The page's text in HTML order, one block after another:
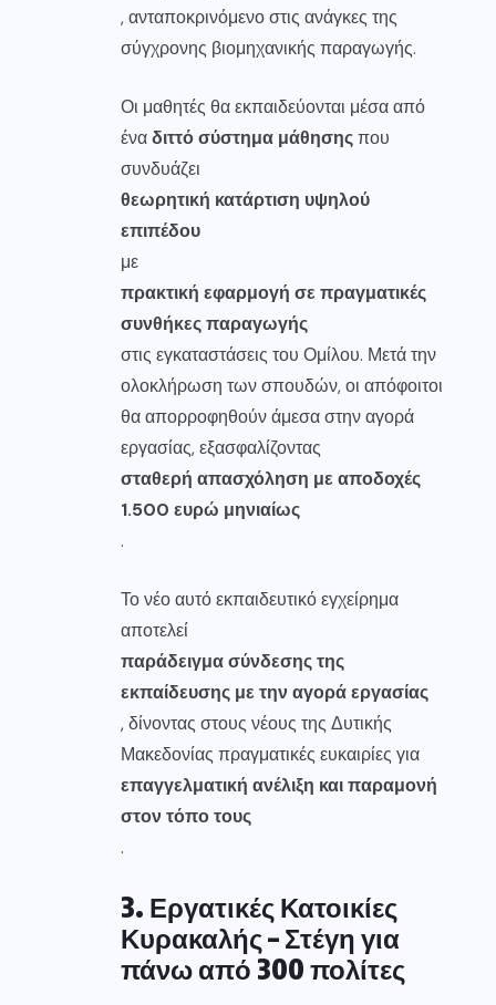
, ανταποκρινόμενο στις ανάγκες της
σύγχρονης βιομηχανικής παραγωγής.
Οι μαθητές θα εκπαιδεύονται μέσα από
έναδιττό σύστημα μάθησηςπου
συνδυάζει
θεωρητική κατάρτιση υψηλού
επιπέδου
με
πρακτική εφαρμογή σε πραγματικές
συνθήκες παραγωγής
στις εγκαταστάσεις του Ομίλου. Μετά την
ολοκλήρωση των σπουδών, οι απόφοιτοι
θα απορροφηθούν άμεσα στην αγορά
εργασίας, εξασφαλίζοντας
σταθερή απασχόληση με αποδοχές
1.500 ευρώ μηνιαίως
.
Το νέο αυτό εκπαιδευτικό εγχείρημα
αποτελεί
παράδειγμα σύνδεσης της
εκπαίδευσης με την αγορά εργασίας
, δίνοντας στους νέους της Δυτικής
Μακεδονίας πραγματικές ευκαιρίες για
επαγγελματική ανέλιξη και παραμονή
στον τόπο τους
.
3. Εργατικές Κατοικίες
Κυρακαλής – Στέγη για
πάνω από 300 πολίτες